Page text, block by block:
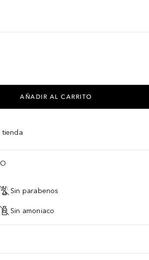
AÑADIR AL CARRITO
tienda
Sin parabenos
Sin amoniaco